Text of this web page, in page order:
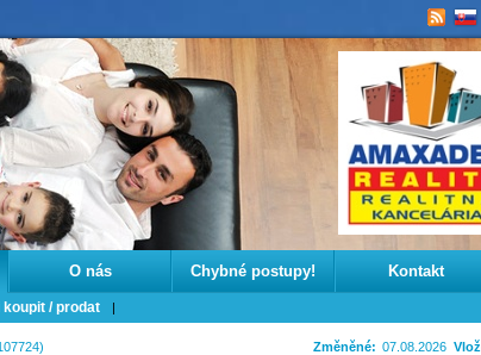
koupit / prodat
O nás Chybné postupy! Kontakt
Změněné: 07.08.2026